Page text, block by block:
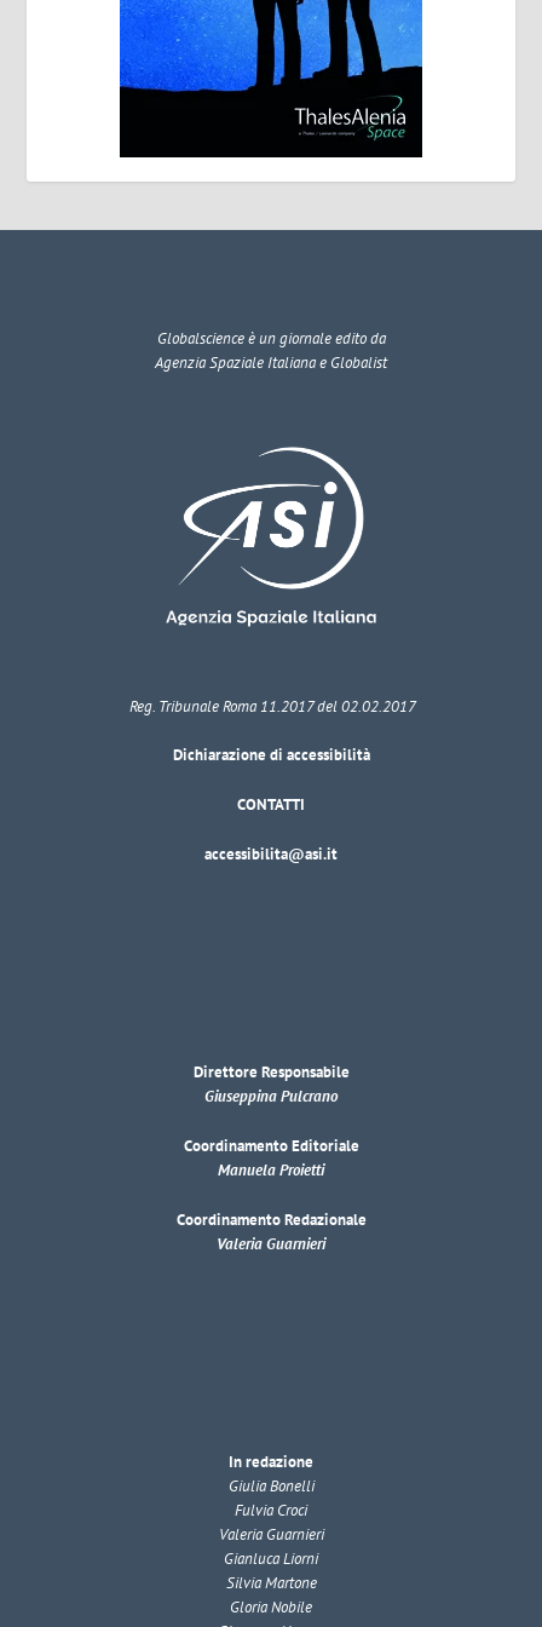
Globalscienceè un giornale edito da
Agenzia Spaziale Italiana e Globalist
Reg. Tribunale Roma 11.2017 del 02.02.2017
Dichiarazione di accessibilità
CONTATTI
accessibilita@asi.it
Direttore Responsabile
Giuseppina Pulcrano
Coordinamento Editoriale
Manuela Proietti
Coordinamento Redazionale
Valeria Guarnieri
In redazione
Giulia Bonelli
Fulvia Croci
Valeria Guarnieri
Gianluca Liorni
Silvia Martone
Gloria Nobile